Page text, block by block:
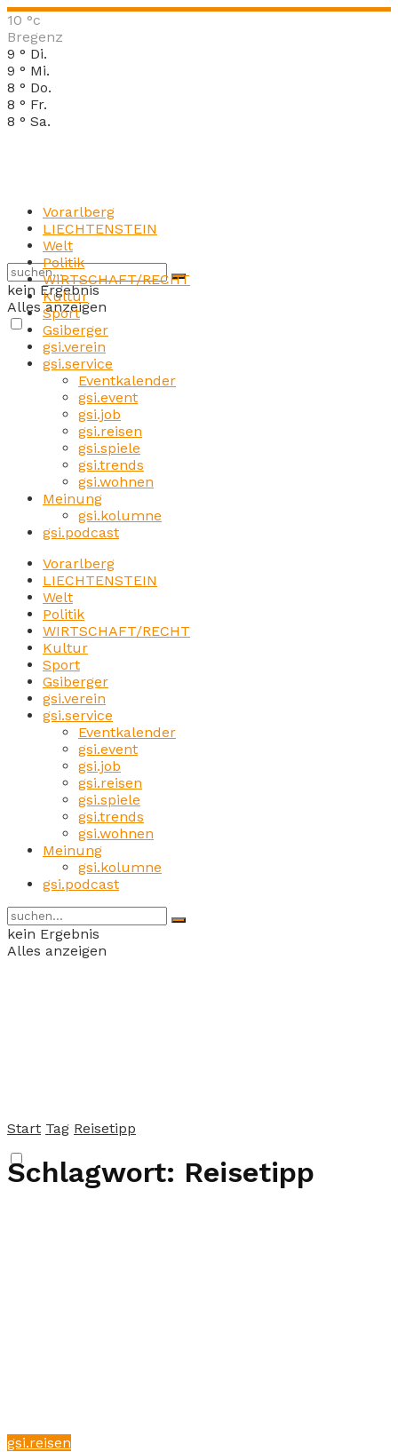
10 °c
Bregenz
9 ° Di.
9 ° Mi.
8 ° Do.
8 ° Fr.
8 ° Sa.
kein Ergebnis
Alles anzeigen
Vorarlberg
LIECHTENSTEIN
Welt
Politik
WIRTSCHAFT/RECHT
Kultur
Sport
Gsiberger
gsi.verein
gsi.service
Eventkalender
gsi.event
gsi.job
gsi.reisen
gsi.spiele
gsi.trends
gsi.wohnen
Meinung
gsi.kolumne
gsi.podcast
Vorarlberg
LIECHTENSTEIN
Welt
Politik
WIRTSCHAFT/RECHT
Kultur
Sport
Gsiberger
gsi.verein
gsi.service
Eventkalender
gsi.event
gsi.job
gsi.reisen
gsi.spiele
gsi.trends
gsi.wohnen
Meinung
gsi.kolumne
gsi.podcast
kein Ergebnis
Alles anzeigen
Start Tag Reisetipp
Schlagwort: Reisetipp
gsi.reisen